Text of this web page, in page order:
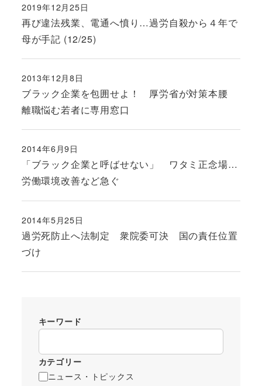
再び違法残業、電通へ憤り…過労自殺から４年で
母が手記 (12/25)
投稿日
2019年12月25日
ブラック企業を包囲せよ！ 厚労省が対策本腰
離職悩む若者に専用窓口
投稿日
2013年12月8日
「ブラック企業と呼ばせない」 ワタミ正念場…
労働環境改善など急ぐ
投稿日
2014年6月9日
過労死防止へ法制定 衆院委可決 国の責任位置
づけ
投稿日
2014年5月25日
キーワード
カテゴリー
ニュース・トピックス